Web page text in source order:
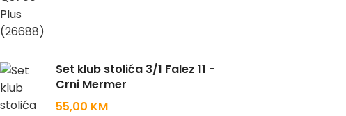
Set klub stolića 3/1 Falez 11 -
Crni Mermer
55,00 KM